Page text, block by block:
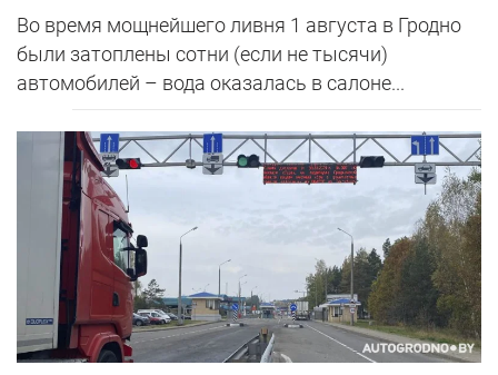
Во время мощнейшего ливня 1 августа в Гродно
были затоплены сотни (если не тысячи)
автомобилей – вода оказалась в салоне...